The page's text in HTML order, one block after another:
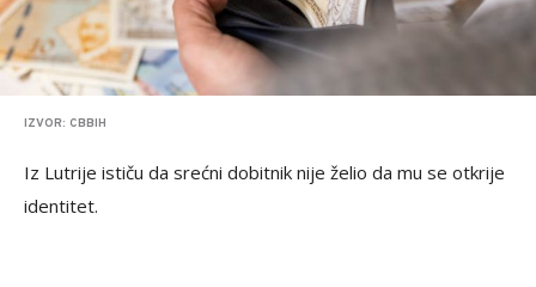
IZVOR: CBBIH
Iz Lutrije ističu da srećni dobitnik nije želio da mu se otkrije
identitet.